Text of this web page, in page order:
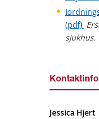
(pdf)
sjukhus.
Jessica Hjert